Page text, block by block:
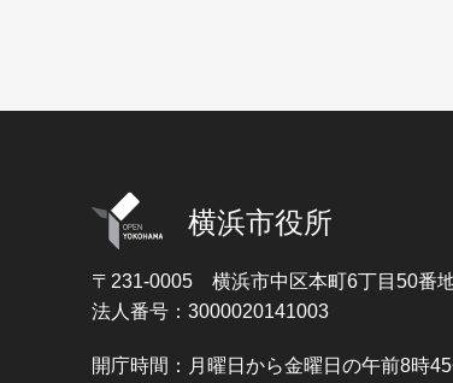
横浜市役所
〒231-0005 横浜市中区本町6丁目50番
法人番号：3000020141003
開庁時間：月曜日から金曜日の午前8時